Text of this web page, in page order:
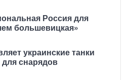
Россия для
большевицкая»
украинские танки
снарядов